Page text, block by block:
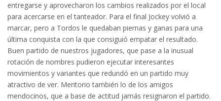
entregarse y aprovecharon los cambios realizados por el local
para acercarse en el tanteador. Para el final Jockey volvió a
marcar, pero a Tordos le quedaban piernas y ganas para una
última conquista con la que consiguió empatar el resultado.
Buen partido de nuestros jugadores, que pase a la inusual
rotación de nombres pudieron ejecutar interesantes
movimientos y variantes que redundó en un partido muy
atractivo de ver. Meritorio también lo de los amigos
mendocinos, que a base de actitud jamás resignaron el partido.